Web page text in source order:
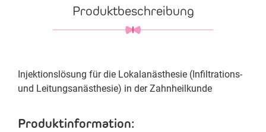
Produktbeschreibung
Injektionslösung für die Lokalanästhesie (Infiltrations-
und Leitungsanästhesie) in der Zahnheilkunde
Produktinformation: